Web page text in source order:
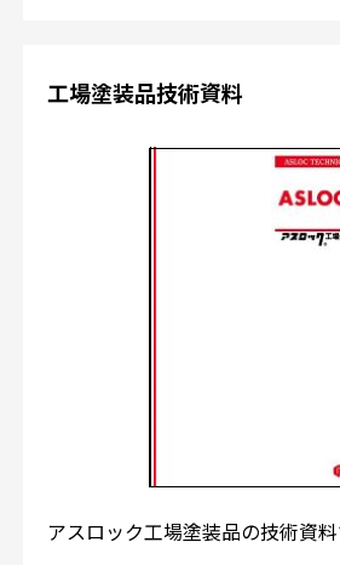
工場塗装品技術資料
アスロック工場塗装品の技術資料